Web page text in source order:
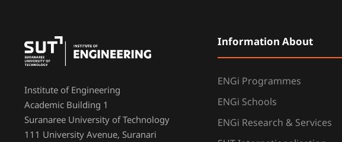
Institute of Engineering
Academic Building 1
Suranaree University of Technology
111 University Avenue, Suranari
Information About
ENGi Programmes
ENGi Schools
ENGi Research & Services